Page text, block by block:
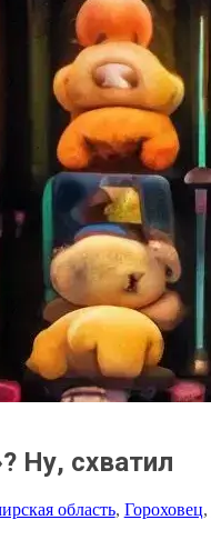
Ну, схватил
область, Гороховец,